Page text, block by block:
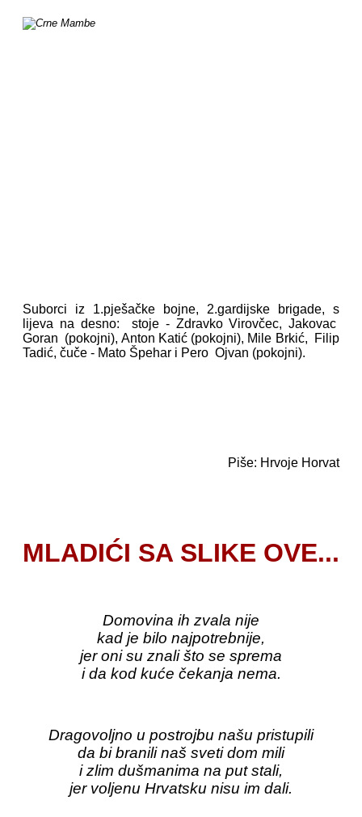
Suborci iz 1.pješačke bojne, 2.gardijske brigade, s
lijeva na desno: stoje - Zdravko Virovčec, Jakovac
Goran (pokojni), Anton Katić (pokojni), Mile Brkić, Filip
Tadić, čuče - Mato Špehar i Pero Ojvan (pokojni).
Piše: Hrvoje Horvat
MLADIĆI SA SLIKE OVE...
Domovina ih zvala nije
kad je bilo najpotrebnije,
jer oni su znali što se sprema
i da kod kuće čekanja nema.
Dragovoljno u postrojbu našu pristupili
da bi branili naš sveti dom mili
i zlim dušmanima na put stali,
jer voljenu Hrvatsku nisu im dali.